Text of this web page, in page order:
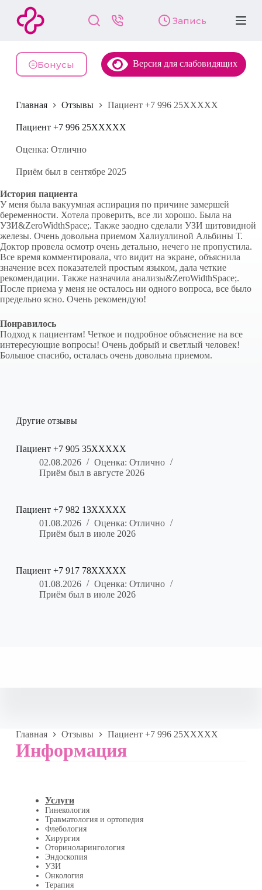
й
и
у
и
Запись
Бонусы Версия для слабовидящих
Главная Отзывы Пациент +7 996 25XXXXX
Пациент +7 996 25XXXXX
Оценка: Отлично
Приём был в сентябре 2025
История пациента
У меня была вакуумная аспирация по причине замершей
беременности. Хотела проверить, все ли хорошо. Была на
УЗИ&ZeroWidthSpace;. Также заодно сделали УЗИ щитовидной
железы. Очень довольна приемом Халиуллиной Альбины Т.
Доктор провела осмотр очень детально, нечего не пропустила.
Все время комментировала, что видит на экране, объяснила
значение всех показателей простым языком, дала четкие
рекомендации. Также назначила анализы&ZeroWidthSpace;.
После приема у меня не осталось ни одного вопроса, все было
предельно ясно. Очень рекомендую!
Понравилось
Подход к пациентам! Четкое и подробное объяснение на все
интересующие вопросы! Очень добрый и светлый человек!
Большое спасибо, осталась очень довольна приемом.
Другие отзывы
Пациент +7 905 35XXXXX
02.08.2026
Оценка: Отлично
Приём был в августе 2026
Пациент +7 982 13XXXXX
01.08.2026
Оценка: Отлично
Приём был в июле 2026
Пациент +7 917 78XXXXX
01.08.2026
Оценка: Отлично
Приём был в июле 2026
Главная Отзывы Пациент +7 996 25XXXXX
Информация
Услуги
Гинекология
Травматология и ортопедия
Флебология
Хирургия
Оториноларингология
Эндоскопия
УЗИ
Онкология
Терапия